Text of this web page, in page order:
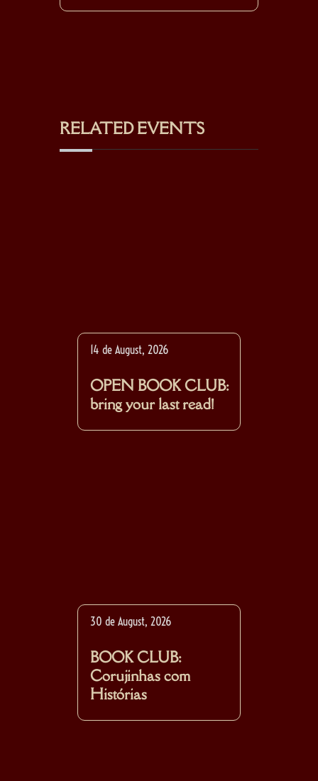
RELATED EVENTS
14 de August, 2026
OPEN BOOK CLUB:
bring your last read!
30 de August, 2026
BOOK CLUB:
Corujinhas com
Histórias